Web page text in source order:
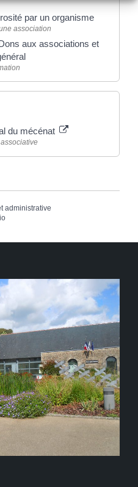
par un organisme
association
aux associations et
du mécénat
administrative